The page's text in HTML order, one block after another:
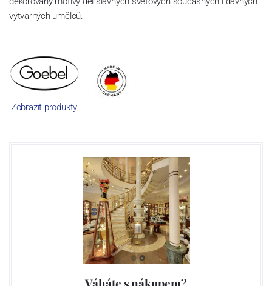
výtvarných umělců.
Zobrazit produkty